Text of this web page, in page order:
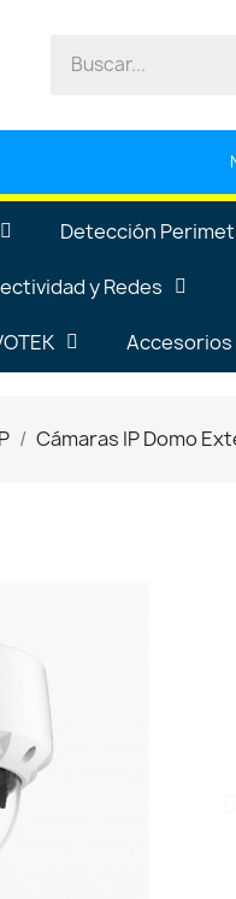
Detección
y Redes
Accesorios
Cámaras IP Domo